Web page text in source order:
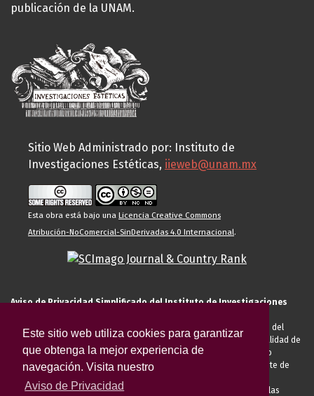
Este sitio web utiliza cookies para garantizar
que obtenga la mejor experiencia de
navegación. Visita nuestro
Aviso de Privacidad
publicación de la UNAM.
Sitio Web Administrado por: Instituto de
Investigaciones Estéticas, iieweb@unam.mx
Esta obra está bajo una Licencia Creative Commons
Atribución-NoComercial-SinDerivadas 4.0 Internacional.
Aviso de Privacidad Simplificado del Instituto de Investigaciones
El Instituto de Investigaciones Estéticas de la UNAM, es responsable del
tratamiento de sus datos personales para el registro de usted en calidad de
alumno, docente, personal de la entidad académica, conferencista o
invitado externo (nacional o extranjero), visitante, proveedor o cliente de
anteriormente descritas u otras aquellas exigidas legalmente o por las